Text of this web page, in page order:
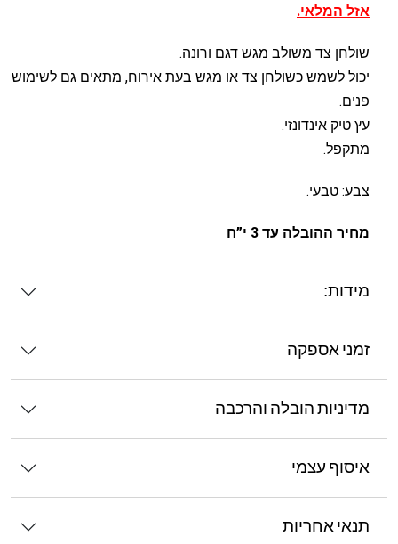
אזל המלאי.
שולחן צד משולב מגש דגם ורונה.
יכול לשמש כשולחן צד או מגש בעת אירוח, מתאים גם לשימוש
פנים.
עץ טיק אינדונזי.
מתקפל.
צבע: טבעי.
מחיר ההובלה עד 3 י”ח
מידות:
זמני אספקה
מדיניות הובלה והרכבה
איסוף עצמי
תנאי אחריות